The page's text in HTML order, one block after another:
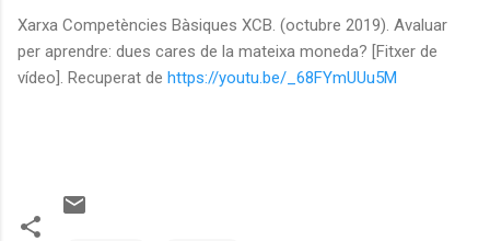
Xarxa Competències Bàsiques XCB. (octubre 2019). Avaluar
per aprendre: dues cares de la mateixa moneda? [Fitxer de
vídeo]. Recuperat de https://youtu.be/_68FYmUUu5M